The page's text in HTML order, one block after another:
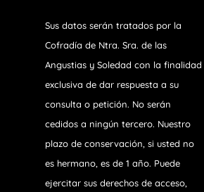
Sus datos serán tratados por la
Cofradía de Ntra. Sra. de las
Angustias y Soledad con la finalidad
exclusiva de dar respuesta a su
consulta o petición. No serán
cedidos a ningún tercero. Nuestro
plazo de conservación, si usted no
es hermano, es de 1 año. Puede
ejercitar sus derechos de acceso,